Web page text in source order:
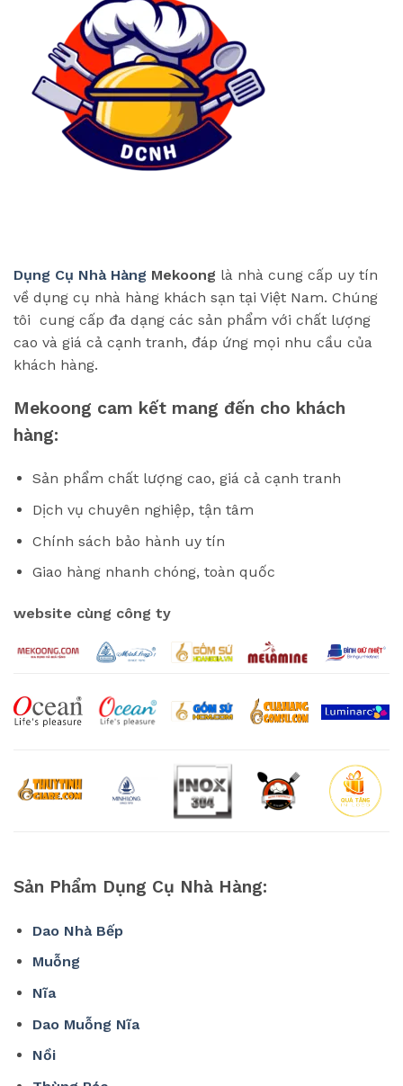
Dụng Cụ Nhà Hàng Mekoong là nhà cung cấp uy tín
về dụng cụ nhà hàng khách sạn tại Việt Nam. Chúng
tôi cung cấp đa dạng các sản phẩm với chất lượng
cao và giá cả cạnh tranh, đáp ứng mọi nhu cầu của
khách hàng.
Mekoong cam kết mang đến cho khách
hàng:
Sản phẩm chất lượng cao, giá cả cạnh tranh
Dịch vụ chuyên nghiệp, tận tâm
Chính sách bảo hành uy tín
Giao hàng nhanh chóng, toàn quốc
website cùng công ty
Sản Phẩm Dụng Cụ Nhà Hàng:
Dao Nhà Bếp
Muỗng
Nĩa
Dao Muỗng Nĩa
Nồi